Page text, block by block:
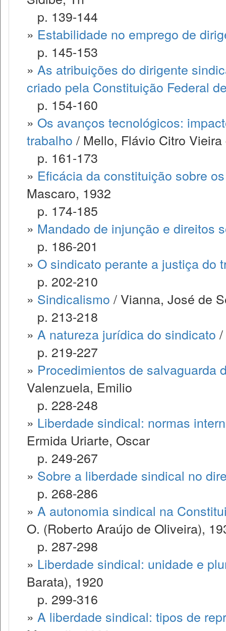
p. 139-144
» Estabilidade no emprego de
p. 145-153
» As atribuições do dirigente
criado pela Constituição Federal
p. 154-160
» Os avanços tecnológicos:
trabalho / Mello, Flávio Citro Vieira
p. 161-173
» Eficácia da constituição sobre
Mascaro, 1932
p. 174-185
» Mandado de injunção e direitos
p. 186-201
» O sindicato perante a justiça do
p. 202-210
» Sindicalismo / Vianna, José de
p. 213-218
» A natureza jurídica do sindicato
p. 219-227
» Procedimientos de salvaguarda
Valenzuela, Emilio
p. 228-248
» Liberdade sindical: normas
Ermida Uriarte, Oscar
p. 249-267
» Sobre a liberdade sindical no
p. 268-286
» A autonomia sindical na
O. (Roberto Araújo de Oliveira),
p. 287-298
» Liberdade sindical: unidade e
Barata), 1920
p. 299-316
» A liberdade sindical: tipos de